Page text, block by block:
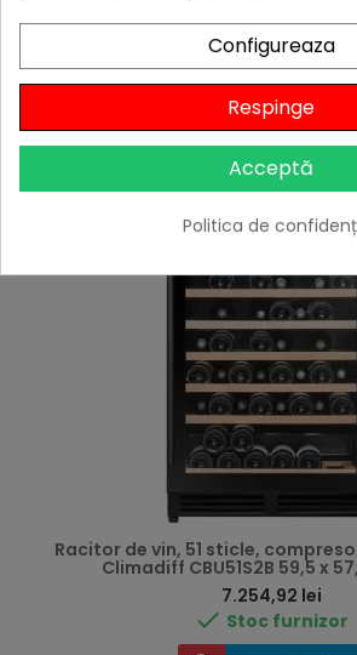
Racitor de vin, 8 sticle,
Avintage AVU8TXA 14,5 x
Preț
3.978,76 lei
Stoc furnizor
Adaugă în Coș
Racitor de vin, 51 sticle,
Climadiff CBU51S2B 59,5 x
7.254,92 lei
 Stoc furnizor
Configureaza
Respinge
Acceptă
Politica de